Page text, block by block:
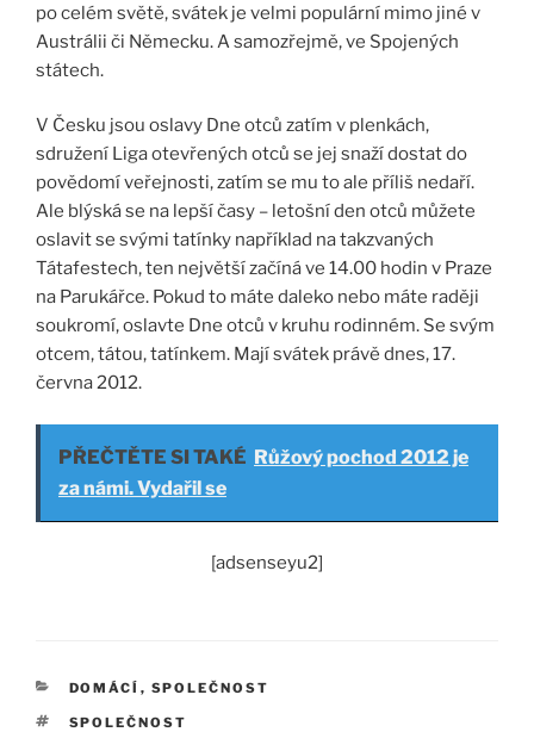
po celém světě, svátek je velmi populární mimo jiné v
Austrálii či Německu. A samozřejmě, ve Spojených
státech.
V Česku jsou oslavy Dne otců zatím v plenkách,
sdružení Liga otevřených otců se jej snaží dostat do
povědomí veřejnosti, zatím se mu to ale příliš nedaří.
Ale blýská se na lepší časy – letošní den otců můžete
oslavit se svými tatínky například na takzvaných
Tátafestech, ten největší začíná ve 14.00 hodin v Praze
na Parukářce. Pokud to máte daleko nebo máte raději
soukromí, oslavte Dne otců v kruhu rodinném. Se svým
otcem, tátou, tatínkem. Mají svátek právě dnes, 17.
června 2012.
PŘEČTĚTE SI TAKÉ Růžový pochod 2012 je
za námi. Vydařil se
[adsenseyu2]
RUBRIKY
DOMÁCÍ , SPOLEČNOST
ŠTÍTKY
SPOLEČNOST